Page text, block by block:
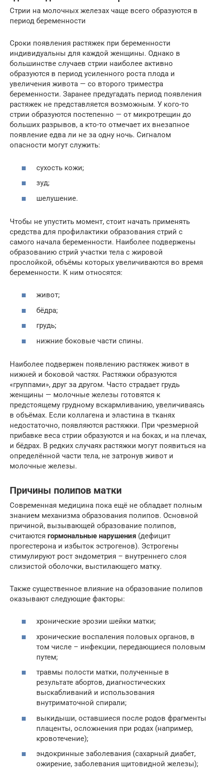
Стрии на молочных железах чаще всего образуются в
период беременности
Сроки появления растяжек при беременности
индивидуальны для каждой женщины. Однако в
большинстве случаев стрии наиболее активно
образуются в период усиленного роста плода и
увеличения живота — со второго триместра
беременности. Заранее предугадать период появления
растяжек не представляется возможным. У кого-то
стрии образуются постепенно — от микротрещин до
больших разрывов, а кто-то отмечает их внезапное
появление едва ли не за одну ночь. Сигналом
опасности могут служить:
сухость кожи;
зуд;
шелушение.
Чтобы не упустить момент, стоит начать применять
средства для профилактики образования стрий с
самого начала беременности. Наиболее подвержены
образованию стрий участки тела с жировой
прослойкой, объёмы которых увеличиваются во время
беременности. К ним относятся:
живот;
бёдра;
грудь;
нижние боковые части спины.
Наиболее подвержен появлению растяжек живот в
нижней и боковой частях. Растяжки образуются
«группами», друг за другом. Часто страдает грудь
женщины — молочные железы готовятся к
предстоящему грудному вскармливанию, увеличиваясь
в объёмах. Если коллагена и эластина в тканях
недостаточно, появляются растяжки. При чрезмерной
прибавке веса стрии образуются и на боках, и на плечах,
и бёдрах. В редких случаях растяжки могут появиться на
определённой части тела, не затронув живот и
молочные железы.
Причины полипов матки
Современная медицина пока ещё не обладает полным
знанием механизма образования полипов. Основной
причиной, вызывающей образование полипов,
считаются гормональные нарушения (дефицит
прогестерона и избыток эстрогенов). Эстрогены
стимулируют рост эндометрия – внутреннего слоя
слизистой оболочки, выстилающего матку.
Также существенное влияние на образование полипов
оказывают следующие факторы:
хронические эрозии шейки матки;
хронические воспаления половых органов, в
том числе – инфекции, передающиеся половым
путем;
травмы полости матки, полученные в
результате абортов, диагностических
выскабливаний и использования
внутриматочной спирали;
выкидыши, оставшиеся после родов фрагменты
плаценты, осложнения при родах (например,
кровотечение);
эндокринные заболевания (сахарный диабет,
ожирение, заболевания щитовидной железы);